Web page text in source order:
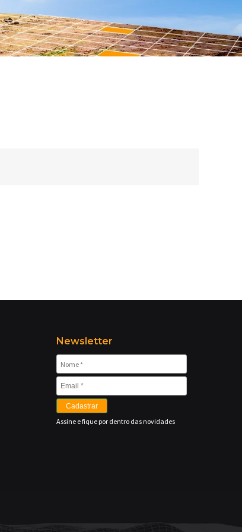
Newsletter
Cadastrar
Assine e fique por dentro das novidades